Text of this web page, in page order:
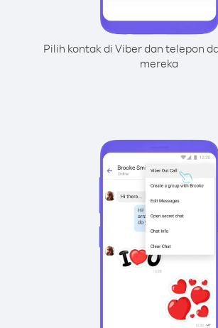
Pilih kontak di Viber dan telepon
mereka